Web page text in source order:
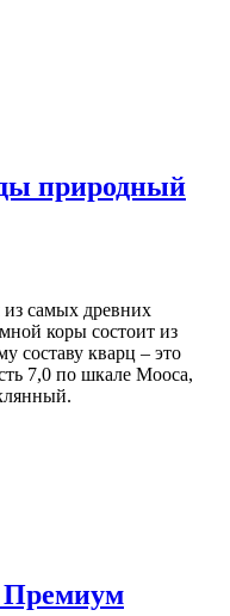
природный
самых древних
коры состоит из
составу кварц – это
7,0 по шкале Мооса,
Премиум